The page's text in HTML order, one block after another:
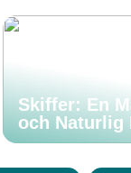
Skiffer: En
och Naturlig